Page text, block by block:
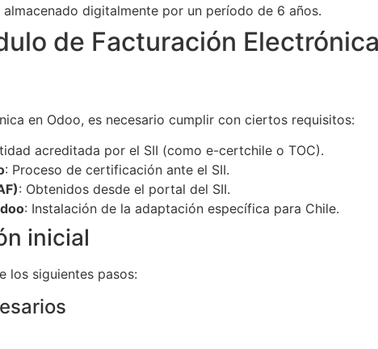
digitalmente por un período de 6 años.
de Facturación
en Odoo, es necesario cumplir con ciertos requisitos:
acreditada por el SII (como e-certchile o TOC).
: Proceso de certificación ante el SII.
: Obtenidos desde el portal del SII.
: Instalación de la adaptación específica para Chile.
inicial
los siguientes pasos: